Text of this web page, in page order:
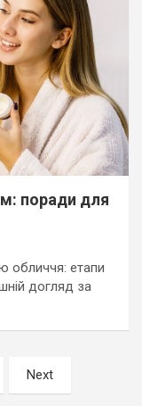
поради для
обличчя: етапи
догляд за
Next